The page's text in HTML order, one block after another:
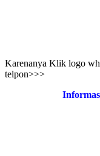
Karenanya Klik logo
telpon>>>